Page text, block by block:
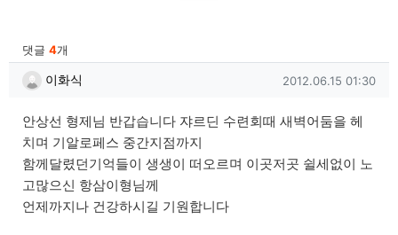
댓글 4개
이화식님의 댓글
이화식 작성일
2012.06.15 01:30
안상선 형제님 반갑습니다 쟈르딘 수련회때 새벽어둠을 헤
치며 기알로페스 중간지점까지
함께달렸던기억들이 생생이 떠오르며 이곳저곳 쉴세없이 노
고많으신 항삼이형님께
언제까지나 건강하시길 기원합니다